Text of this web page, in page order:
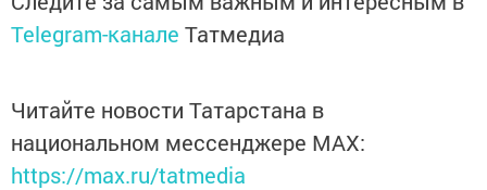
Telegram-канале Татмедиа
Читайте новости Татарстана в
национальном мессенджере MАХ:
https://max.ru/tatmedia